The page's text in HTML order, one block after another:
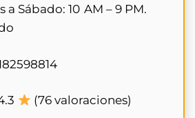
a Sábado: 10 AM – 9 PM.
(76 valoraciones)